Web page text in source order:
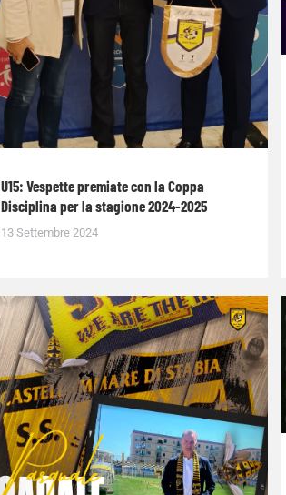
U15: Vespette premiate con la Coppa
Disciplina per la stagione 2024-2025
13 Settembre 2024